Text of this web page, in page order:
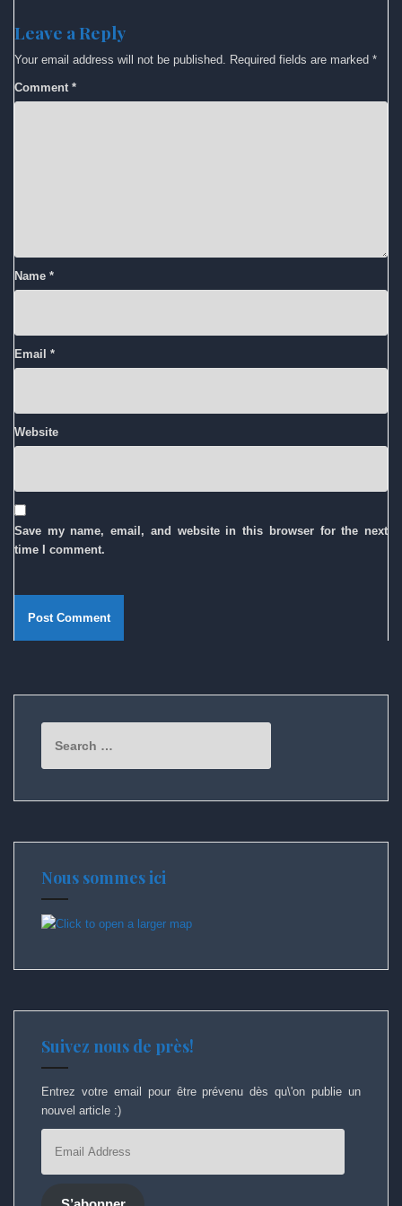
Leave a Reply
Your email address will not be published. Required fields are marked *
Comment *
Name *
Email *
Website
Save my name, email, and website in this browser for the next
time I comment.
for:
Nous sommes ici
Suivez nous de près!
Entrez votre email pour être prévenu dès qu\'on publie un
nouvel article :)
Address